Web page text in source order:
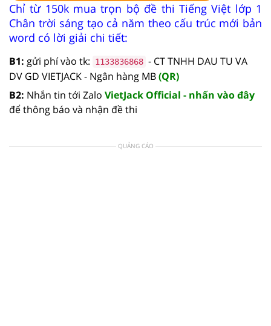
Chỉ từ 150k mua trọn bộ đề thi Tiếng Việt lớp 1
Chân trời sáng tạo cả năm theo cấu trúc mới bản
word có lời giải chi tiết:
B1: gửi phí vào tk: 1133836868 - CT TNHH DAU TU VA
DV GD VIETJACK - Ngân hàng MB(QR)
B2: Nhắn tin tới Zalo VietJack Official - nhấn vào đây
để thông báo và nhận đề thi
QUẢNG CÁO